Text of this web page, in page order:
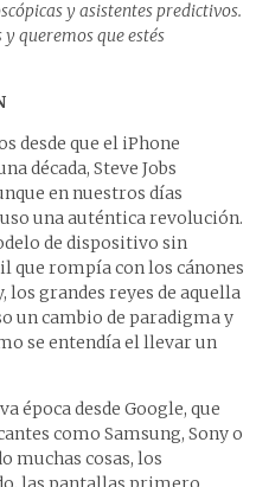
y asistentes predictivos.
queremos que estés
desde que el iPhone
década, Steve Jobs
en nuestros días
una auténtica revolución.
de dispositivo sin
que rompía con los cánones
grandes reyes de aquella
un cambio de paradigma y
se entendía el llevar un
época desde Google, que
como Samsung, Sony o
muchas cosas, los